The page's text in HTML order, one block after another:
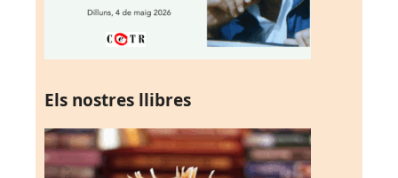
Els nostres llibres